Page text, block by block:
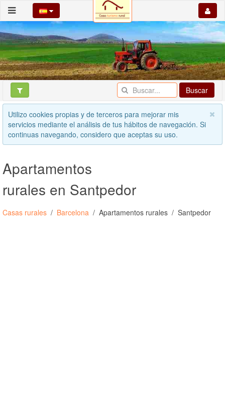
Buscar
Utilizo cookies propias y de terceros para mejorar mis
servicios mediante el análisis de tus hábitos de navegación. Si
continuas navegando, considero que aceptas su uso.
Apartamentos
rurales en Santpedor
Casas rurales Barcelona Apartamentos rurales Santpedor